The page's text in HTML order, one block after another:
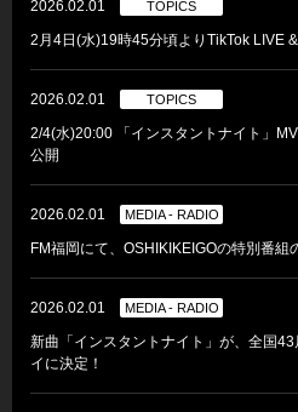
2026.02.01 TOPICS
2月4日(水)19時45分頃よりTikTok LIVE
2026.02.01 TOPICS
2/4(水)20:00 「インスタントナイト」
公開
2026.02.01 MEDIA - RADIO
FM福岡にて、OSHIKIKEIGOの特別番組
2026.02.01 MEDIA - RADIO
新曲「インスタントナイト」が、全国
イに決定！